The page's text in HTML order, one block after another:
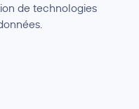
de technologies